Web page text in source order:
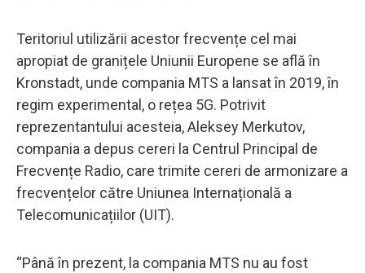
Teritoriul utilizării acestor frecvențe cel mai
apropiat de granițele Uniunii Europene se află în
Kronstadt, unde compania MTS a lansat în 2019, în
regim experimental, o rețea 5G. Potrivit
reprezentantului acesteia, Aleksey Merkutov,
compania a depus cereri la Centrul Principal de
Frecvențe Radio, care trimite cereri de armonizare a
frecvențelor către Uniunea Internațională a
Telecomunicațiilor (UIT).
“Până în prezent, la compania MTS nu au fost